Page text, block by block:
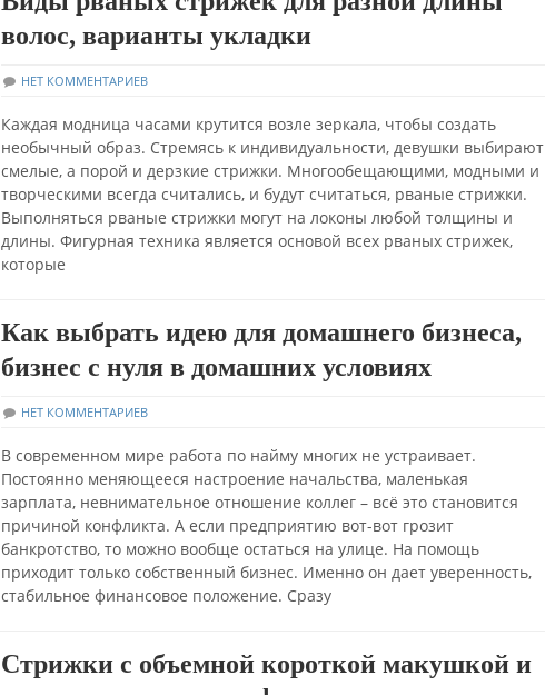
волос, варианты укладки
НЕТ КОММЕНТАРИЕВ
Каждая модница часами крутится возле зеркала, чтобы создать
необычный образ. Стремясь к индивидуальности, девушки выбирают
смелые, а порой и дерзкие стрижки. Многообещающими, модными и
творческими всегда считались, и будут считаться, рваные стрижки.
Выполняться рваные стрижки могут на локоны любой толщины и
длины. Фигурная техника является основой всех рваных стрижек,
которые
Как выбрать идею для домашнего бизнеса,
бизнес с нуля в домашних условиях
НЕТ КОММЕНТАРИЕВ
В современном мире работа по найму многих не устраивает.
Постоянно меняющееся настроение начальства, маленькая
зарплата, невнимательное отношение коллег – всё это становится
причиной конфликта. А если предприятию вот-вот грозит
банкротство, то можно вообще остаться на улице. На помощь
приходит только собственный бизнес. Именно он дает уверенность,
стабильное финансовое положение. Сразу
Стрижки с объемной короткой макушкой и